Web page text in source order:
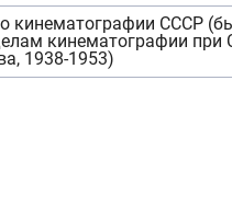
кинематографии СССР
кинематографии при
1938-1953)